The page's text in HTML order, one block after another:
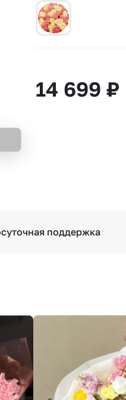
Insta букеты
Хиты продаж
14 699 ₽
поддержка